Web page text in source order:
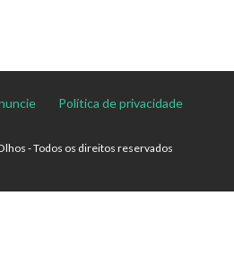
Política de privacidade
- Todos os direitos reservados